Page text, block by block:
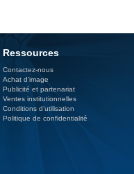
Ressources
Contactez-nous
Achat d'image
Publicité et partenariat
Ventes institutionnelles
Conditions d’utilisation
Politique de confidentialité